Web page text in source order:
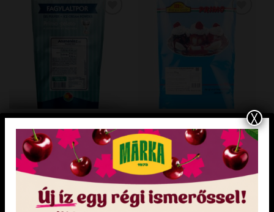
FAGYLALT
ANANÁSZ FAGYLALTPOR 2,05 kg
Felhasználási javaslat: 2,05 kg fagylaltpor 4
l víz hozzáadásával vagy 2,05 kg
fagylaltpor 2 l víz és 2 l tej hozzáadásával
Gravitáció (ejtőtartályos) és szivattyús
rendszerű lágyfagylaltgépekhez is.
HIDEGKRÉMEK
PUNCS ÍZŰ HIDEGKRÉM 2 kg
Sütésálló, csak hideg víz hozzáadása
szükséges
X